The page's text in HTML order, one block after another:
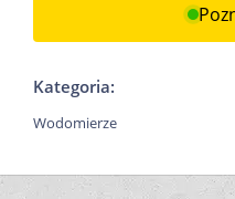
Kategoria:
Wodomierze